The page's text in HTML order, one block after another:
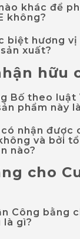
khác để
không?
biệt hương vị
xuất?
hữu
Bố theo luật
phẩm này
nhận được
và bởi
nào?
cho
Công bằng
là gì?